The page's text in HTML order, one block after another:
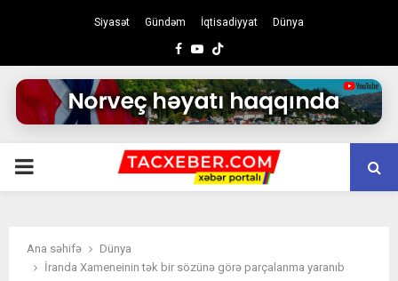
Siyasət Gündəm İqtisadiyyat Dünya
Facebook
Youtube
PRIMARY
Ana səhifə
Dünya
İranda Xameneinin tək bir sözünə görə parçalanma yaranıb